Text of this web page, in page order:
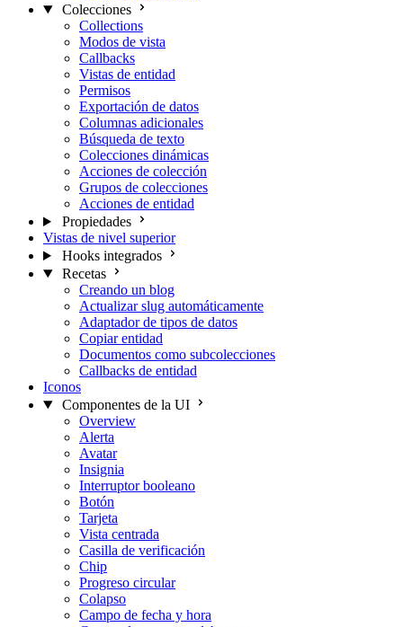
Colecciones
Collections
Modos de vista
Callbacks
Vistas de entidad
Permisos
Exportación de datos
Columnas adicionales
Búsqueda de texto
Colecciones dinámicas
Acciones de colección
Grupos de colecciones
Acciones de entidad
Propiedades
Vistas de nivel superior
Hooks integrados
Recetas
Creando un blog
Actualizar slug automáticamente
Adaptador de tipos de datos
Copiar entidad
Documentos como subcolecciones
Callbacks de entidad
Iconos
Componentes de la UI
Overview
Alerta
Avatar
Insignia
Interruptor booleano
Botón
Tarjeta
Vista centrada
Casilla de verificación
Chip
Progreso circular
Colapso
Campo de fecha y hora